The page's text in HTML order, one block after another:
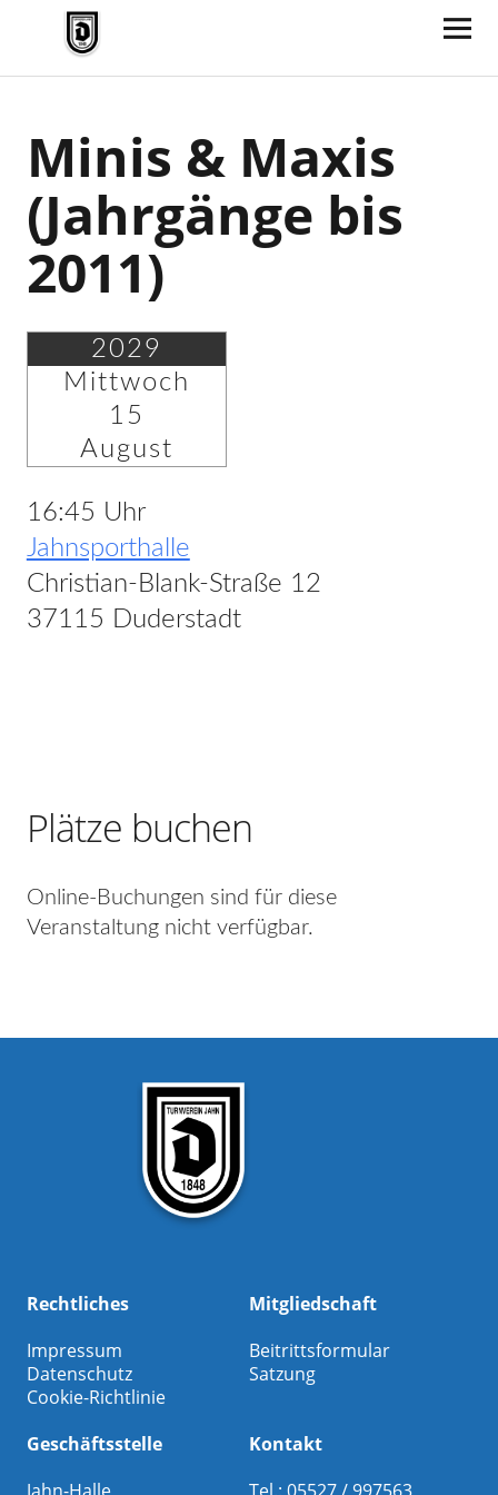
TV Jahn Duderstadt
Minis & Maxis
(Jahrgänge bis
2011)
2029
Mittwoch
15
August
16:45 Uhr
Jahnsporthalle
Christian-Blank-Straße 12
37115 Duderstadt
Plätze buchen
Online-Buchungen sind für diese
Veranstaltung nicht verfügbar.
Rechtliches
Impressum
Datenschutz
Cookie-Richtlinie
Mitgliedschaft
Beitrittsformular
Satzung
Geschäftsstelle
Kontakt